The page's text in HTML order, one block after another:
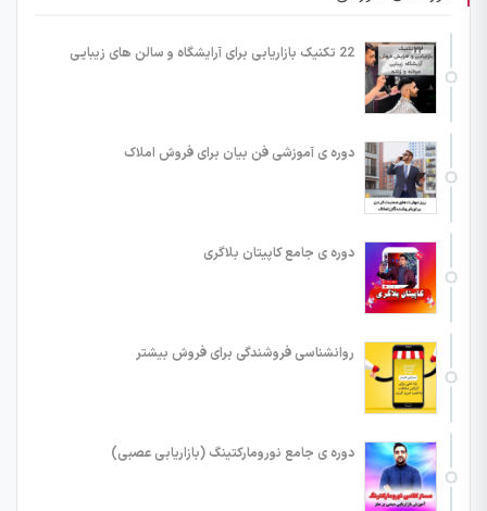
22 تکنیک بازاریابی برای آرایشگاه و سالن های زیبایی
دوره ی آموزشی فن بیان برای فروش املاک
دوره ی جامع کاپیتان بلاگری
روانشناسی فروشندگی برای فروش بیشتر
دوره ی جامع نورومارکتینگ (بازاریابی عصبی)